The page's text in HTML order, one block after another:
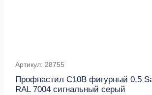
Артикул: 28755
Профнастил С10B фигурный 0,5
RAL 7004 сигнальный серый